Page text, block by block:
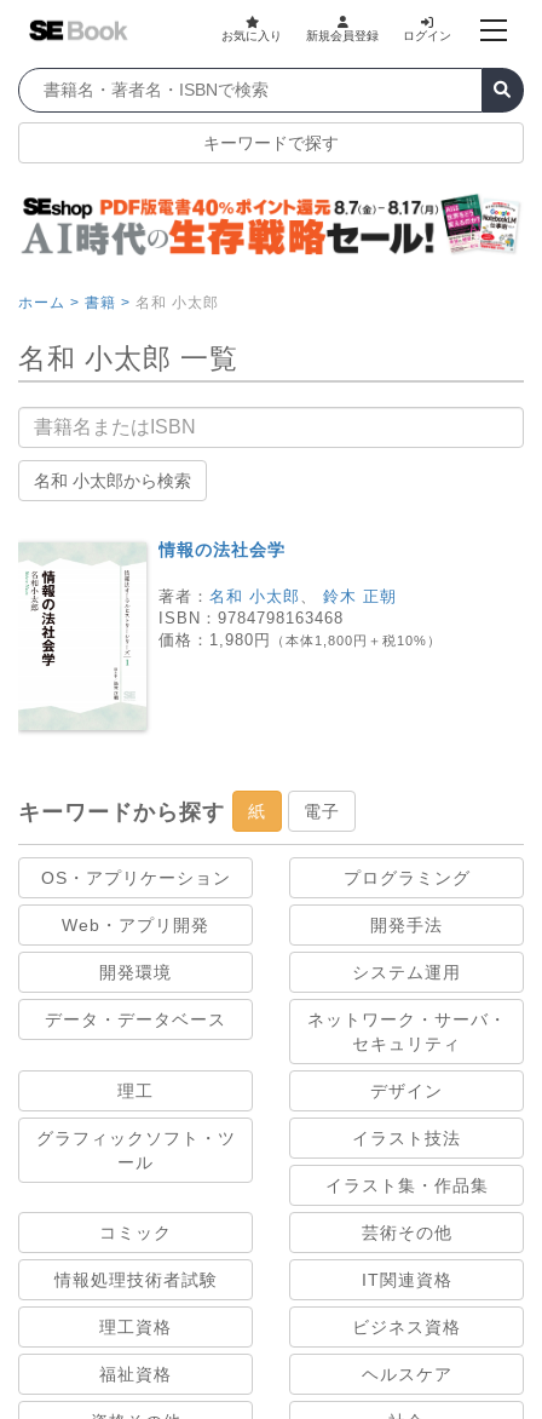
お気に入り 新規会員登録 ログイン
キーワードで探す
ホーム > 書籍 > 名和 小太郎
名和 小太郎 一覧
書籍名
名和 小太郎から検索
情報の法社会学
著者： 名和 小太郎
鈴木 正朝
ISBN： 9784798163468
価格： 1,980円 （本体1,800円＋税10%）
キーワードから探す 紙 電子
OS・アプリケーション プログラミング
Web・アプリ開発 開発手法
開発環境 システム運用
データ・データベース
ネットワーク・サーバ・
セキュリティ
理工 デザイン
グラフィックソフト・ツ
ール
イラスト技法
イラスト集・作品集
コミック 芸術その他
情報処理技術者試験 IT関連資格
理工資格 ビジネス資格
福祉資格 ヘルスケア